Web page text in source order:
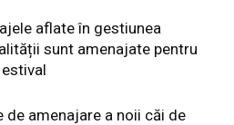
aflate în gestiunea
sunt amenajate pentru
de amenajare a noii căi de